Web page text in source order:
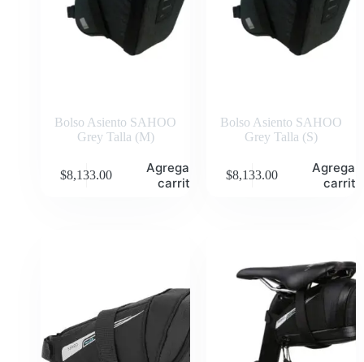
Bolso Asiento SAHOO
Grey Talla (M)
$8,133.00
Agregar al
carrito
Bolso Asiento SAHOO
Grey Talla (S)
$8,133.00
Agregar
carrito